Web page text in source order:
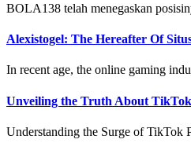
BOLA138 telah menegaskan
Alexistogel: The Hereafter Of
In recent age, the online gaming
Unveiling the Truth About
Understanding the Surge of TikTok